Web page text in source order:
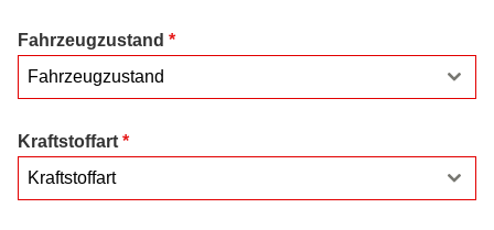
Fahrzeugzustand *
Fahrzeugzustand
Kraftstoffart *
Kraftstoffart